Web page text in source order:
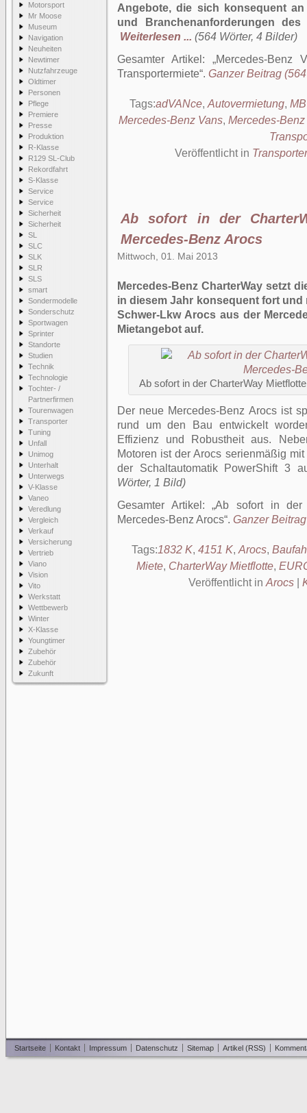
Motorsport
Mr Moose
Museum
Navigation
Neuheiten
Newtimer
Nutzfahrzeuge
Oldtimer
Personen
Pflege
Premiere
Presse
Produktion
R-Klasse
R129 SL-Club
Rekordfahrt
S-Klasse
Service
Service
Sicherheit
Sicherheit
SL
SLC
SLK
SLR
SLS
smart
Sondermodelle
Sonderschutz
Sportwagen
Sprinter
Standorte
Studien
Technik
Technologie
Tochter- /
Partnerfirmen
Tourenwagen
Transporter
Tuning
Unfall
Unimog
Unterhalt
Unterwegs
V-Klasse
Vaneo
Veredlung
Vergleich
Verkauf
Versicherung
Vertrieb
Viano
Vision
Vito
Werkstatt
Wettbewerb
Winter
X-Klasse
Youngtimer
Zubehör
Zubehör
Zukunft
Angebote, die sich konsequent
und Branchenanforderungen des
Weiterlesen ... (564 Wörter, 4 Bilder)
Gesamter Artikel:
Mercedes-Benz
Transportermiete . Ganzer Beitrag
Tags:adVANce, Autovermietung,
Mercedes-Benz Vans, Mercedes-
Veröffentlicht in Transporter
Ab sofort in der
Mercedes-Benz Arocs
Mittwoch, 01. Mai 2013
Mercedes-Benz CharterWay setzt
in diesem Jahr konsequent fort und
Schwer-Lkw Arocs aus der
Mietangebot auf.
Ab sofort in der CharterWay
Der neue Mercedes-Benz Arocs ist
rund um den Bau entwickelt
Effizienz und Robustheit aus.
Motoren ist der Arocs serienmäßig
der Schaltautomatik PowerShift 3
Wörter, 1 Bild)
Gesamter Artikel: Ab sofort in der
Mercedes-Benz Arocs . Ganzer
Tags:1832 K, 4151 K, Arocs,
Miete, CharterWay Mietflotte,
Veröffentlicht in Arocs
Startseite Kontakt Impressum Datenschutz Sitemap Artikel (RSS)